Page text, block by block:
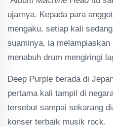
ujarnya. Kepada para
mengaku, setiap kali
suaminya, ia
menabuh drum mengiringi
Deep Purple berada di
pertama kali tampil di
tersebut sampai sekarang
konser terbaik musik rock.